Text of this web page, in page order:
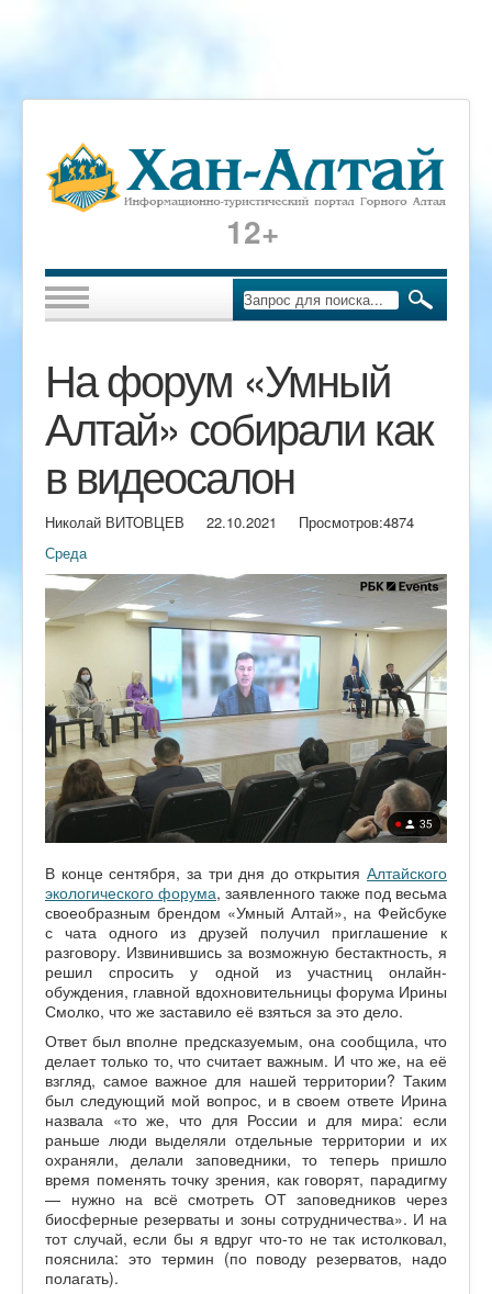
12+
На форум «Умный
Алтай» собирали как
в видеосалон
Николай ВИТОВЦЕВ 22.10.2021 Просмотров:4874
Среда
В конце сентября, за три дня до открытия Алтайского
экологического форума, заявленного также под весьма
своеобразным брендом «Умный Алтай», на Фейсбуке
с чата одного из друзей получил приглашение к
разговору. Извинившись за возможную бестактность, я
решил спросить у одной из участниц онлайн-
обуждения, главной вдохновительницы форума Ирины
Смолко, что же заставило её взяться за это дело.
Ответ был вполне предсказуемым, она сообщила, что
делает только то, что считает важным. И что же, на её
взгляд, самое важное для нашей территории? Таким
был следующий мой вопрос, и в своем ответе Ирина
назвала «то же, что для России и для мира: если
раньше люди выделяли отдельные территории и их
охраняли, делали заповедники, то теперь пришло
время поменять точку зрения, как говорят, парадигму
— нужно на всё смотреть ОТ заповедников через
биосферные резерваты и зоны сотрудничества». И на
тот случай, если бы я вдруг что-то не так истолковал,
пояснила: это термин (по поводу резерватов, надо
полагать).